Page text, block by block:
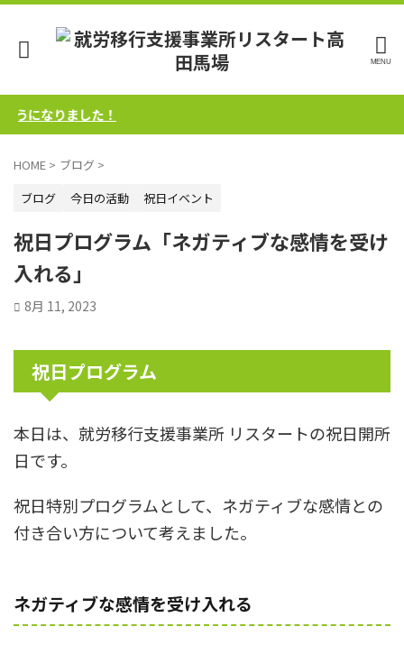
なりました！
HOME > ブログ >
ブログ
今日の活動 祝日イベント
祝日プログラム「ネガティブな感情を受け
入れる」
8月 11, 2023
祝日プログラム
本日は、就労移行支援事業所 リスタートの祝日開所
日です。
祝日特別プログラムとして、ネガティブな感情との
付き合い方について考えました。
ネガティブな感情を受け入れる